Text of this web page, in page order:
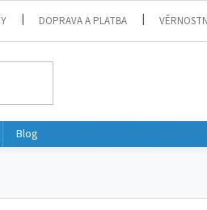
DOPRAVA A PLATBA
Blog